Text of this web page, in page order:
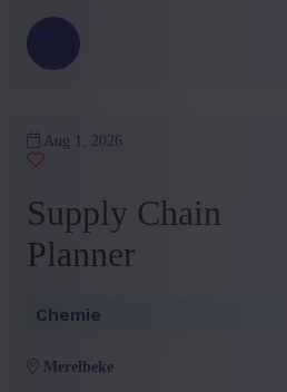
Aug 1, 2026
Supply Chain
Planner
Chemie
merelbeke